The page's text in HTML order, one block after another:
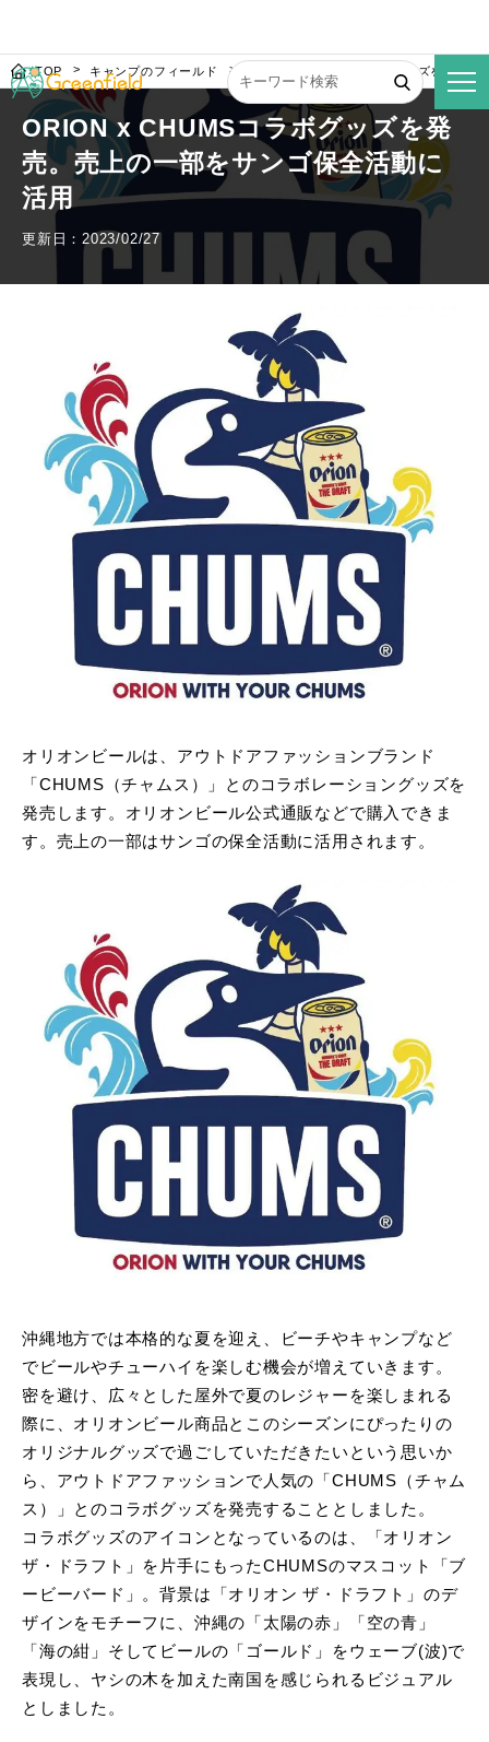
TOP キャンプのフィールド ORION x CHUMSコラボグッズを発売
ORION x CHUMSコラボグッズを発
売。売上の一部をサンゴ保全活動に
活用
更新日：2023/02/27
オリオンビールは、アウトドアファッションブランド
「CHUMS（チャムス）」とのコラボレーショングッズを
発売します。オリオンビール公式通販などで購入できま
す。売上の一部はサンゴの保全活動に活用されます。
沖縄地方では本格的な夏を迎え、ビーチやキャンプなど
でビールやチューハイを楽しむ機会が増えていきます。
密を避け、広々とした屋外で夏のレジャーを楽しまれる
際に、オリオンビール商品とこのシーズンにぴったりの
オリジナルグッズで過ごしていただきたいという思いか
ら、アウトドアファッションで人気の「CHUMS（チャム
ス）」とのコラボグッズを発売することとしました。
コラボグッズのアイコンとなっているのは、「オリオン
ザ・ドラフト」を片手にもったCHUMSのマスコット「ブ
ービーバード」。背景は「オリオン ザ・ドラフト」のデ
ザインをモチーフに、沖縄の「太陽の赤」「空の青」
「海の紺」そしてビールの「ゴールド」をウェーブ(波)で
表現し、ヤシの木を加えた南国を感じられるビジュアル
としました。